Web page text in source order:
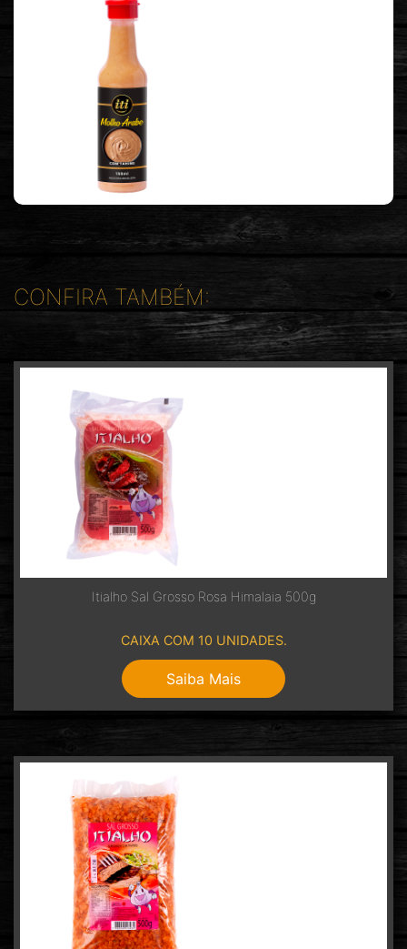
CONFIRA TAMBÉM:
Itialho Sal Grosso Rosa Himalaia 500g
CAIXA COM 10 UNIDADES.
Saiba Mais